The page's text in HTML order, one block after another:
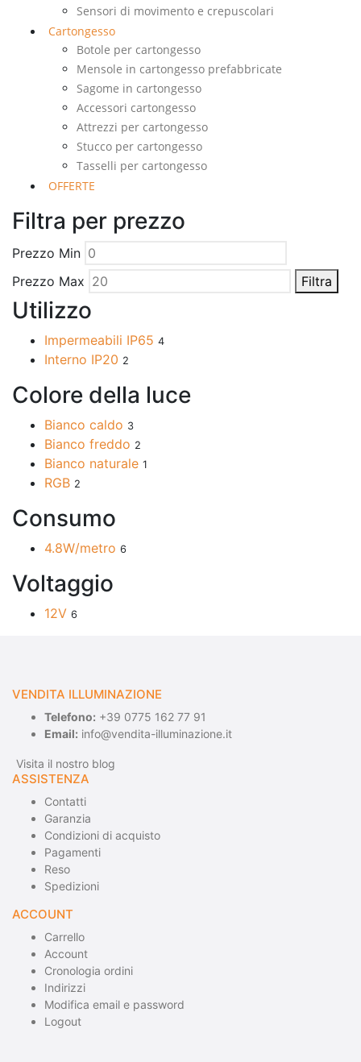
Sensori di movimento e crepuscolari
Cartongesso
Botole per cartongesso
Mensole in cartongesso prefabbricate
Sagome in cartongesso
Accessori cartongesso
Attrezzi per cartongesso
Stucco per cartongesso
Tasselli per cartongesso
OFFERTE
Filtra per prezzo
Prezzo Min
Prezzo Max
Filtra
Utilizzo
Impermeabili IP65 4
Interno IP20 2
Colore della luce
Bianco caldo 3
Bianco freddo 2
Bianco naturale 1
RGB 2
Consumo
4.8W/metro 6
Voltaggio
12V 6
VENDITA ILLUMINAZIONE
Telefono: +39 0775 162 77 91
Email: info@vendita-illuminazione.it
Visita il nostro blog
ASSISTENZA
Contatti
Garanzia
Condizioni di acquisto
Pagamenti
Reso
Spedizioni
ACCOUNT
Carrello
Account
Cronologia ordini
Indirizzi
Modifica email e password
Logout